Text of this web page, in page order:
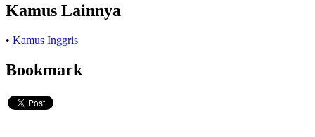
Kamus Lainnya
• Kamus Inggris
Bookmark